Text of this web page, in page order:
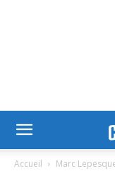
Accueil Marc